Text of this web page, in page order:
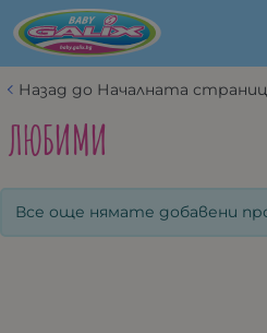
Назад до Началната
ЛЮБИМИ
Все още нямате добавени